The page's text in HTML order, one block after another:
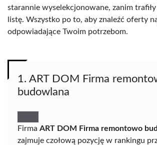
starannie wyselekcjonowane, zanim trafiły
listę. Wszystko po to, aby znaleźć oferty
odpowiadające Twoim potrzebom.
1. ART DOM Firma
budowlana
Firma ART DOM Firma remontowo
zajmuje czołową pozycję w rankingu